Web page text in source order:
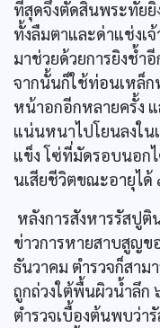
ที่สุดจึงตัดสินพระทัยยิ
ทั้งลืมตาและด่าแช่งเ
มาช่วยด้วยการยิงชํ้า
จากนั้นก็ใช้ท่อนเหล็
หน้าอกอีกหลายครั้ง
แน่นหนาไปโยนลงใน
แข็ง โซ่ที่มัดรอบนอก
นเสียชีวิตขณะอายุได้
หลังการสังหารรัสปูติ
ข่าวการหายสาบสูญ
ธันวาคม ตำรวจก็สา
ถูกถ่วงใต้พื้นผิวน้ำลึก
ตำรวจเบื้องต้นพบว่า